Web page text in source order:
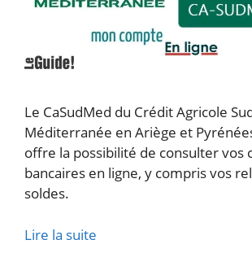
Le CaSudMed du Crédit Agricole
Méditerranée en Ariège et
offre la possibilité de consulter vos
bancaires en ligne, y compris vos
soldes.
Lire la suite